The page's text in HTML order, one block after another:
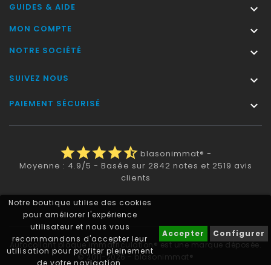
Notre boutique utilise des cookies
pour améliorer l'expérience
utilisateur et nous vous
recommandons d'accepter leur
utilisation pour profiter pleinement
de votre navigation.
Accepter Configurer
GUIDES & AIDE 
MON COMPTE 
NOTRE SOCIÉTÉ 
SUIVEZ NOUS 
PAIEMENT SÉCURISÉ 
starstarstarstarstar_half blasonimmat® -
Moyenne : 4.9/5 - Basée sur 2842 notes et 2519 avis
clients
Autocollant plaque immatriculation® est une marque déposée.
© 2011-2026 - blasonimmat®